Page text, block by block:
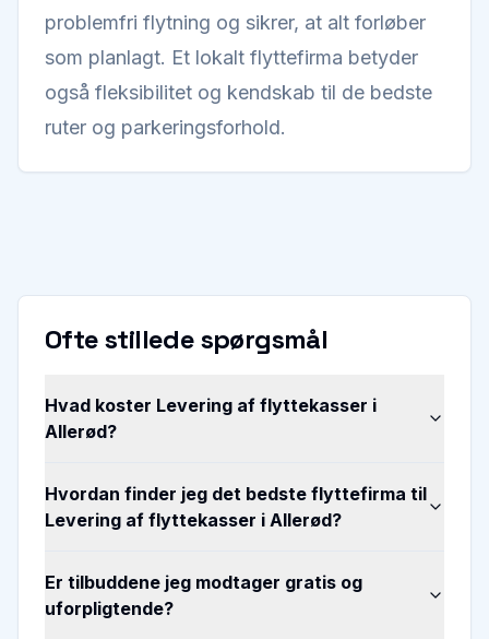
problemfri flytning og sikrer, at alt forløber
som planlagt. Et lokalt flyttefirma betyder
også fleksibilitet og kendskab til de bedste
ruter og parkeringsforhold.
Ofte stillede spørgsmål
Hvad koster Levering af flyttekasser i
Allerød?
Hvordan finder jeg det bedste flyttefirma til
Levering af flyttekasser i Allerød?
Er tilbuddene jeg modtager gratis og
uforpligtende?